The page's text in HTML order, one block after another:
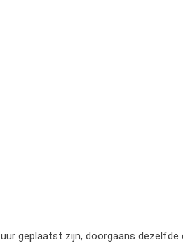
geplaatst zijn, doorgaans